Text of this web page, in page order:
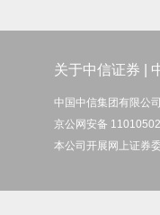
关于中信证券
中国中信集团有限公
京公网安备
本公司开展网上证券